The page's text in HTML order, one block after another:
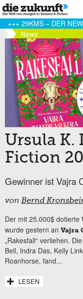
+++ 29KMS – DER
News
Ursula K.
Fiction
Gewinner ist Vajra
von Bernd
Der mit 25.000$ dotierte
wurde gestern an Vajra
„Rakesfall“ verliehen.
Bell, Indra Das, Kelly
Roanhorse, fand...
LESEN